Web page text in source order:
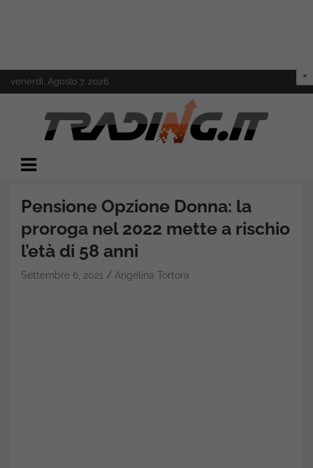
to
venerdì, Agosto 7, 2026
Trading.it
Pensione Opzione Donna: la
proroga nel 2022 mette a rischio
l’età di 58 anni
Settembre 6, 2021 Angelina Tortora